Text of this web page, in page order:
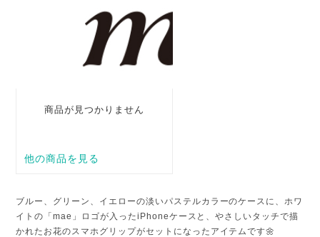
ブルー、グリーン、イエローの淡いパステルカラーのケースに、ホワ
イトの「mae」ロゴが入ったiPhoneケースと、やさしいタッチで描
かれたお花のスマホグリップがセットになったアイテムです🌼